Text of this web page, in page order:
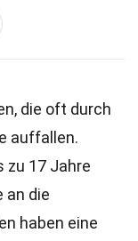
die oft durch
auffallen.
zu 17 Jahre
an die
haben eine